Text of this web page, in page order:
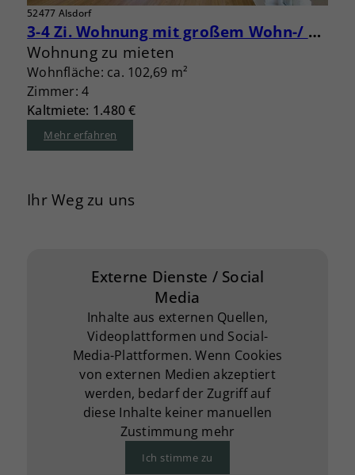
52477 Alsdorf
3-4 Zi. Wohnung mit großem Wohn-/ Essbereich und Loggia
Wohnung zu mieten
Wohnfläche: ca. 102,69 m²
Zimmer: 4
Kaltmiete: 1.480 €
Mehr erfahren
Ihr Weg zu uns
Externe Dienste / Social
Media
Inhalte aus externen Quellen,
Videoplattformen und Social-
Media-Plattformen. Wenn Cookies
von externen Medien akzeptiert
werden, bedarf der Zugriff auf
diese Inhalte keiner manuellen
Zustimmung mehr
Ich stimme zu